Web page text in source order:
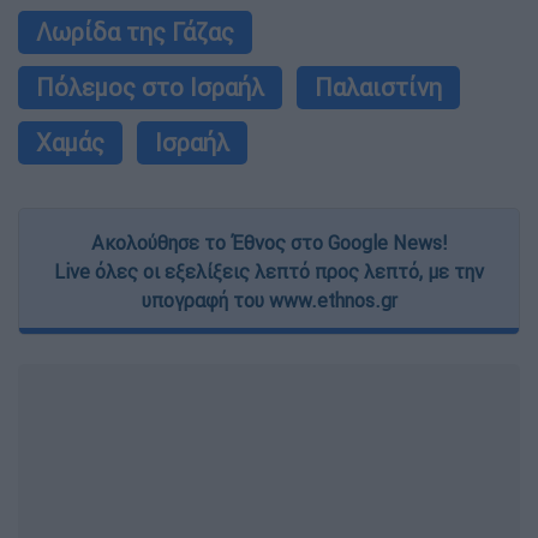
Λωρίδα της Γάζας
Πόλεμος στο Ισραήλ
Παλαιστίνη
Χαμάς
Ισραήλ
Ακολούθησε το Έθνος στο Google News!
Live όλες οι εξελίξεις λεπτό προς λεπτό, με την
υπογραφή του www.ethnos.gr